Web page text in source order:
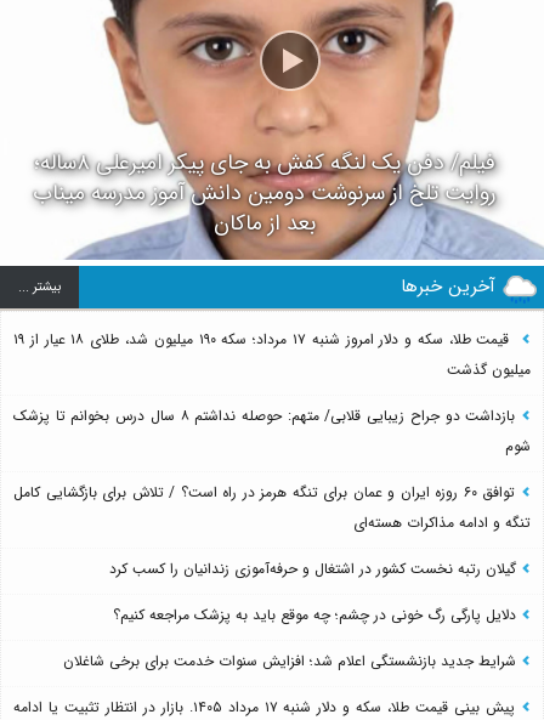
فیلم/ دفن یک لنگه کفش به جای پیکر امیرعلی ۸ساله؛
روایت تلخ از سرنوشت دومین دانش آموز مدرسه میناب
بعد از ماکان
آخرین خبرها بيشتر ...
قیمت طلا، سکه و دلار امروز شنبه ۱۷ مرداد؛ سکه ۱۹۰ میلیون شد، طلای ۱۸ عیار از ۱۹
میلیون گذشت
بازداشت دو جراح زیبایی قلابی/ متهم: حوصله نداشتم ۸ سال درس بخوانم تا پزشک
شوم
توافق ۶۰ روزه ایران و عمان برای تنگه هرمز در راه است؟ / تلاش برای بازگشایی کامل
تنگه و ادامه مذاکرات هسته‌ای
گیلان رتبه نخست کشور در اشتغال و حرفه‌آموزی زندانیان را کسب کرد
دلایل پارگی رگ خونی در چشم؛ چه موقع باید به پزشک مراجعه کنیم؟
شرایط جدید بازنشستگی اعلام شد؛ افزایش سنوات خدمت برای برخی شاغلان
پیش بینی قیمت طلا، سکه و دلار شنبه ۱۷ مرداد ۱۴۰۵. بازار در انتظار تثبیت یا ادامه